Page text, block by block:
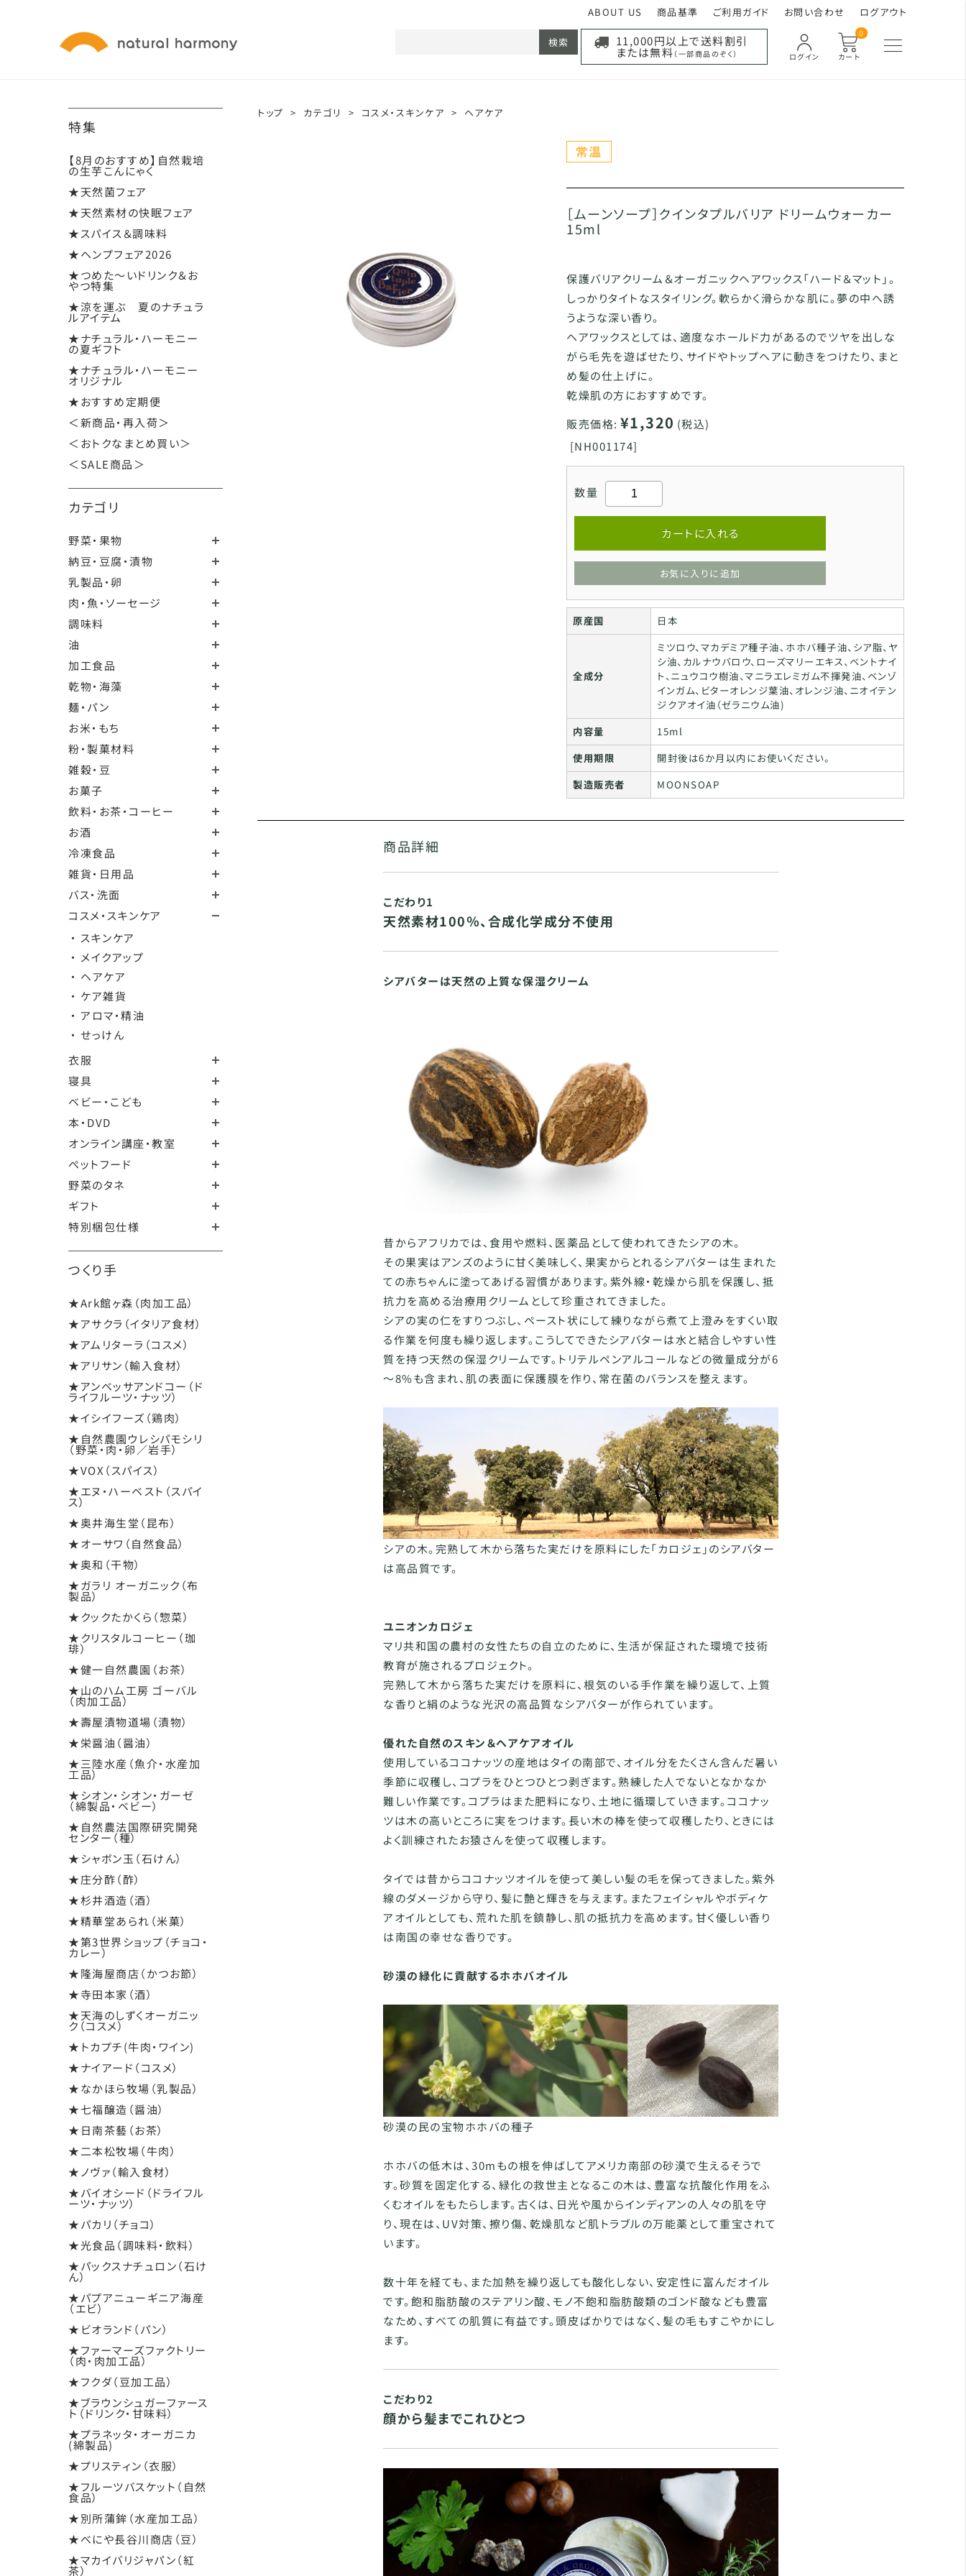
ABOUT US 商品基準 ご利用ガイド お問い合わせ ログアウト
カート
0
ログイン
11,000円以上で送料割引
または無料 （一部商品のぞく）
検索
特集
【8月のおすすめ】自然栽培
の生芋こんにゃく
★天然菌フェア
★天然素材の快眠フェア
★スパイス＆調味料
★ヘンプフェア2026
★つめた～いドリンク＆お
やつ特集
★涼を運ぶ 夏のナチュラ
ルアイテム
★ナチュラル・ハーモニー
の夏ギフト
★ナチュラル・ハーモニー
オリジナル
★おすすめ定期便
＜新商品・再入荷＞
＜おトクなまとめ買い＞
＜SALE商品＞
カテゴリ
野菜・果物
納豆・豆腐・漬物
乳製品・卵
肉・魚・ソーセージ
調味料
油
加工食品
乾物・海藻
麺・パン
お米・もち
粉・製菓材料
雑穀・豆
お菓子
飲料・お茶・コーヒー
お酒
冷凍食品
雑貨・日用品
バス・洗面
コスメ・スキンケア
・ スキンケア
・ メイクアップ
・ ヘアケア
・ ケア雑貨
・ アロマ・精油
・ せっけん
衣服
寝具
ベビー・こども
本・DVD
オンライン講座・教室
ペットフード
野菜のタネ
ギフト
特別梱包仕様
つくり手
★Ark館ヶ森（肉加工品）
★アサクラ（イタリア食材）
★アムリターラ（コスメ）
★アリサン（輸入食材）
★アンベッサアンドコー（ド
ライフルーツ・ナッツ）
★イシイフーズ（鶏肉）
★自然農園ウレシパモシリ
（野菜・肉・卵／岩手）
★VOX（スパイス）
★エヌ・ハーベスト（スパイ
ス）
★奥井海生堂（昆布）
★オーサワ（自然食品）
★奥和（干物）
★ガラリ オーガニック（布
製品）
★クックたかくら（惣菜）
★クリスタルコーヒー（珈
琲）
★健一自然農園（お茶）
★山のハム工房 ゴーバル
（肉加工品）
★壽屋漬物道場（漬物）
★栄醤油（醤油）
★三陸水産（魚介・水産加
工品）
★シオン・シオン・ガーゼ
（綿製品・ベビー）
★自然農法国際研究開発
センター（種）
★シャボン玉（石けん）
★庄分酢（酢）
★杉井酒造（酒）
★精華堂あられ（米菓）
★第3世界ショップ（チョコ・
カレー）
★隆海屋商店（かつお節）
★寺田本家（酒）
★天海のしずくオーガニッ
ク（コスメ）
★トカプチ(牛肉・ワイン)
★ナイアード（コスメ）
★なかほら牧場（乳製品）
★七福醸造（醤油）
★日南茶藝（お茶）
★二本松牧場（牛肉）
★ノヴァ（輸入食材）
★バイオシード（ドライフル
ーツ・ナッツ）
★パカリ（チョコ）
★光食品（調味料・飲料）
★パックスナチュロン（石け
ん）
★パプアニューギニア海産
（エビ）
★ビオランド（パン）
★ファーマーズファクトリー
（肉・肉加工品）
★フクダ（豆加工品）
★ブラウンシュガーファース
ト（ドリンク・甘味料）
★プラネッタ・オーガニカ
(綿製品)
★プリスティン（衣服）
★フルーツバスケット（自然
食品）
★別所蒲鉾（水産加工品）
★べにや長谷川商店（豆）
★マカイバリジャパン（紅
茶）
トップ > カテゴリ > コスメ・スキンケア > ヘアケア
［ムーンソープ］クインタプルバリア ドリームウォーカー
15ml
保護バリアクリーム＆オーガニックヘアワックス「ハード＆マット」。
しっかりタイトなスタイリング。軟らかく滑らかな肌に。夢の中へ誘
うような深い香り。
ヘアワックスとしては、適度なホールド力があるのでツヤを出しな
がら毛先を遊ばせたり、サイドやトップヘアに動きをつけたり、まと
め髪の仕上げに。
乾燥肌の方におすすめです。
販売価格: ¥1,320 (税込)
[NH001174]
数量
カートに入れる
お気に入りに追加
原産国 日本
全成分
ミツロウ、マカデミア種子油､ホホバ種子油、シア脂、ヤ
シ油、カルナウバロウ、ローズマリーエキス、ベントナイ
ト、ニュウコウ樹油、マニラエレミガム不揮発油、ベンゾ
インガム、ビターオレンジ葉油、オレンジ油、ニオイテン
ジクアオイ油（ゼラニウム油)
内容量
15ml
使用期限
開封後は6か月以内にお使いください。
製造販売者
MOONSOAP
商品詳細
こだわり1
天然素材100％、合成化学成分不使用
シアバターは天然の上質な保湿クリーム
昔からアフリカでは、食用や燃料、医薬品として使われてきたシアの木。
その果実はアンズのように甘く美味しく、果実からとれるシアバターは生まれた
ての赤ちゃんに塗ってあげる習慣があります。紫外線・乾燥から肌を保護し、抵
抗力を高める治療用クリームとして珍重されてきました。
シアの実の仁をすりつぶし、ペースト状にして練りながら煮て上澄みをすくい取
る作業を何度も繰り返します。こうしてできたシアバターは水と結合しやすい性
質を持つ天然の保湿クリームです。トリテルペンアルコールなどの微量成分が6
～8%も含まれ、肌の表面に保護膜を作り、常在菌のバランスを整えます。
シアの木。完熟して木から落ちた実だけを原料にした「カロジェ」のシアバター
は高品質です。
ユニオンカロジェ
マリ共和国の農村の女性たちの自立のために、生活が保証された環境で技術
教育が施されるプロジェクト。
完熟して木から落ちた実だけを原料に、根気のいる手作業を繰り返して、上質
な香りと絹のような光沢の高品質なシアバターが作られています。
優れた自然のスキン＆ヘアケアオイル
使用しているココナッツの産地はタイの南部で、オイル分をたくさん含んだ暑い
季節に収穫し、コプラをひとつひとつ剥ぎます。熟練した人でないとなかなか
難しい作業です。コプラはまた肥料になり、土地に循環していきます。ココナッ
ツは木の高いところに実をつけます。長い木の棒を使って収穫したり、ときには
よく訓練されたお猿さんを使って収穫します。
タイでは昔からココナッツオイルを使って美しい髪の毛を保ってきました。紫外
線のダメージから守り、髪に艶と輝きを与えます。またフェイシャルやボディケ
アオイルとしても、荒れた肌を鎮静し、肌の抵抗力を高めます。甘く優しい香り
は南国の幸せな香りです。
砂漠の緑化に貢献するホホバオイル
砂漠の民の宝物ホホバの種子
ホホバの低木は、30mもの根を伸ばしてアメリカ南部の砂漠で生えるそうで
す。砂質を固定化する、緑化の救世主となるこの木は、豊富な抗酸化作用をふ
くむオイルをもたらします。古くは、日光や風からインディアンの人々の肌を守
り、現在は、UV対策、擦り傷、乾燥肌など肌トラブルの万能薬として重宝されて
います。
数十年を経ても、また加熱を繰り返しても酸化しない、安定性に富んだオイル
です。飽和脂肪酸のステアリン酸、モノ不飽和脂肪酸類のゴンド酸なども豊富
なため、すべての肌質に有益です。頭皮ばかりではなく、髪の毛もすこやかにし
ます。
こだわり2
顔から髪までこれひとつ